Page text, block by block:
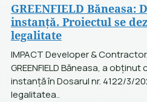
GREENFIELD
instanță. Proiectul se
legalitate
IMPACT Developer &
GREENFIELD Băneasa, a
instanță în Dosarul nr. 4122/3/
legalitatea..